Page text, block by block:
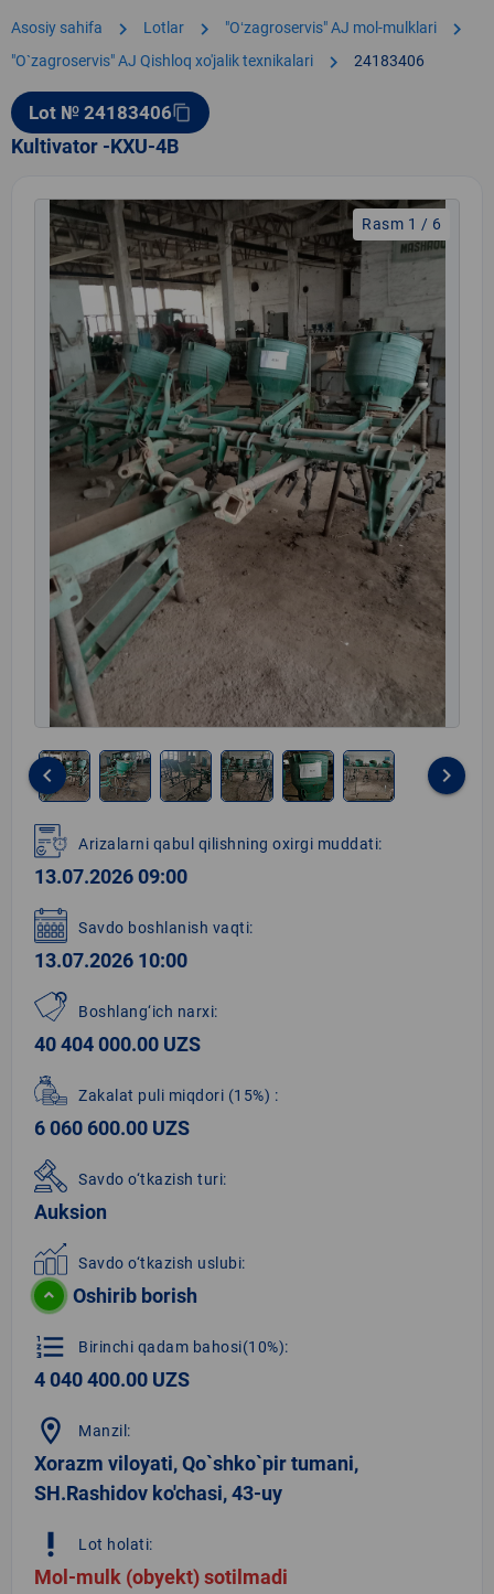
Asosiy sahifa chevron_right Lotlar chevron_right "Oʻzagroservis" AJ mol-mulklari chevron_right
"O`zagroservis" AJ Qishloq xo'jalik texnikalari chevron_right 24183406
Lot № 24183406content_copy
Kultivator -KXU-4B
Rasm 1 / 6
1
of
6
keyboard_arrow_left keyboard_arrow_right
Arizalarni qabul qilishning oxirgi muddati:
13.07.2026 09:00
Savdo boshlanish vaqti:
13.07.2026 10:00
Boshlang‘ich narxi:
40 404 000.00 UZS
Zakalat puli miqdori (15%) :
6 060 600.00 UZS
Savdo o‘tkazish turi:
Auksion
Savdo o‘tkazish uslubi:
Oshirib borish
format_list_numbered Birinchi qadam bahosi(10%):
4 040 400.00 UZS
location_on Manzil:
Xorazm viloyati, Qo`shko`pir tumani,
SH.Rashidov ko'chasi, 43-uy
priority_high Lot holati:
Mol-mulk (obyekt) sotilmadi